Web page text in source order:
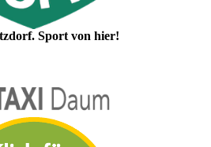
Sport von hier!